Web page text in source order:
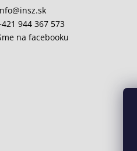
@insz.sk
944 367 573
na facebooku